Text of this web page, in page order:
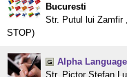
Bucuresti
Str. Putul lui Zamfir
STOP)
Alpha
Str. Pictor Stefan